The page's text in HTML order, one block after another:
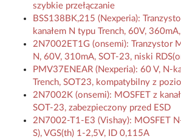
szybkie przełączanie
BSS138BK,215 (Nexperia):
kanałem N typu Trench, 60V,
2N7002ET1G (onsemi): Tranzystor
N, 60V, 310mA, SOT-23, niski
PMV37ENEAR (Nexperia): 60 V, N-
Trench, SOT23, kompatybilny z
2N7002K (onsemi): MOSFET z
SOT-23, zabezpieczony przed ESD
2N7002-T1-E3 (Vishay): MOSFET
S), VGS(th) 1-2,5V, ID 0,115A